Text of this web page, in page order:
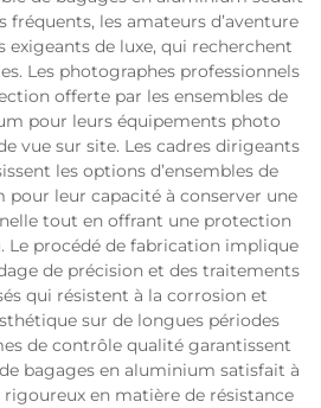
fréquents, les amateurs d’aventure
de luxe, qui recherchent
Les photographes professionnels
offerte par les ensembles de
pour leurs équipements photo
vue sur site. Les cadres dirigeants
les options d’ensembles de
pour leur capacité à conserver une
tout en offrant une protection
Le procédé de fabrication implique
de précision et des traitements
qui résistent à la corrosion et
sur de longues périodes
de contrôle qualité garantissent
bagages en aluminium satisfait à
rigoureux en matière de résistance